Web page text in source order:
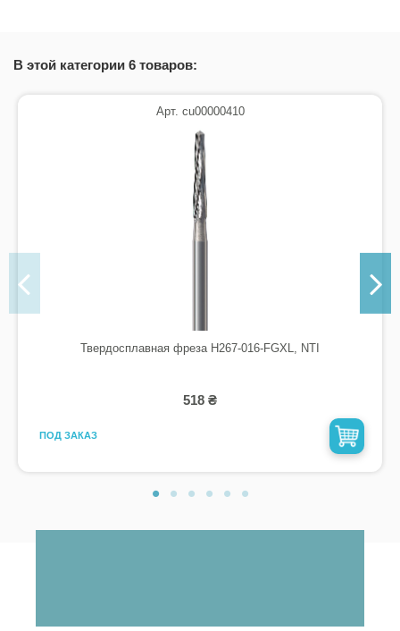
В этой категории 6 товаров:
Арт. cu00000410
Твердосплавная фреза H267-016-FGXL, NTI
518 ₴
ПОД ЗАКАЗ